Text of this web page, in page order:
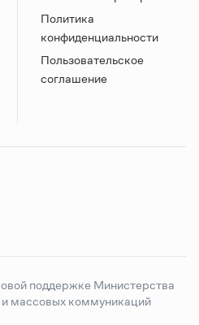
Политика
конфиденциальности
Пользовательское
соглашение
поддержке Министерства
и массовых коммуникаций